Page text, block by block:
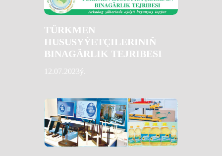
TÜRKMEN
HUSUSYÝETÇILERINIŇ
BINAGÄRLIK TEJRIBESI
12.07.2023ý.